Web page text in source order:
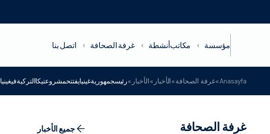
مؤسسة مكاتبأنشطة غرفة الصحافة اتصل بنا
Anasayfa
»غرفة الصحافة»الأخبار »الأخبار »رئيسجمهوريةغينيايفتتحمشروعتيكاالتركيةفيغينيا
غرفة الصحافة جميع الأخبار